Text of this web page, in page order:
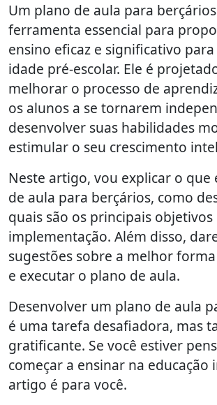
Um plano de aula para
ferramenta essencial para
ensino eficaz e significativo
idade pré-escolar. Ele é
melhorar o processo de
os alunos a se tornarem
desenvolver suas habilidades
estimular o seu crescimento
Neste artigo, vou explicar o que
de aula para berçários, como
quais são os principais objetivos
implementação. Além disso,
sugestões sobre a melhor
e executar o plano de aula.
Desenvolver um plano de aula
é uma tarefa desafiadora, mas
gratificante. Se você estiver
começar a ensinar na educação
artigo é para você.